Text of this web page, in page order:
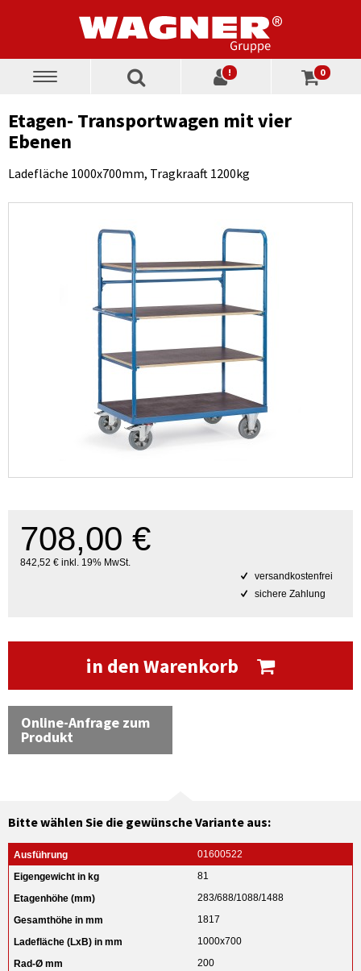
Toggle
! 0
Etagen- Transportwagen mit vier
Ebenen
Ladefläche 1000x700mm, Tragkraaft 1200kg
708,00 €
842,52 € inkl. 19% MwSt.
versandkostenfrei
sichere Zahlung
in den Warenkorb
Online-Anfrage zum
Produkt
Bitte wählen Sie die gewünsche Variante aus:
01600522
81
283/688/1088/1488
1817
1000x700
200